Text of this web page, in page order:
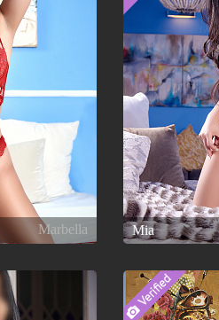
Marbella Mia